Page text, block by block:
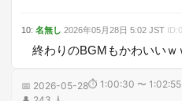
10: 名無し 2026年05月28日 5:02 JST ID:
終わりのBGMもかわいいｗ
📅 2026-05-28⏱ 1:00:30 〜 1:02:55